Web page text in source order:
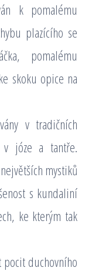
k pomalému
plazícího se
pomalému
skoku opice na
v tradičních
v józe a tantře.
mystiků
s kundaliní
ke kterým tak
pocit duchovního